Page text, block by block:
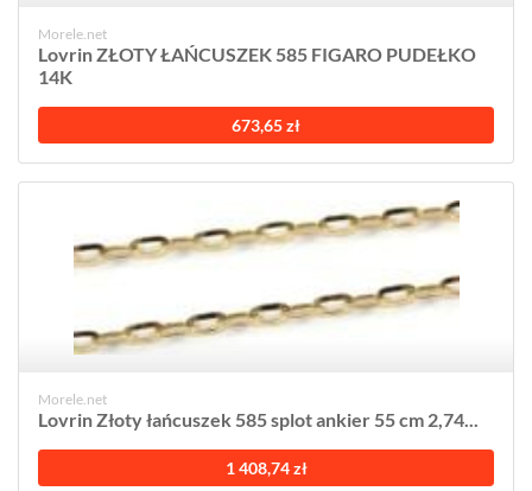
Morele.net
Lovrin ZŁOTY ŁAŃCUSZEK 585 FIGARO PUDEŁKO
14K
673,65 zł
Morele.net
Lovrin Złoty łańcuszek 585 splot ankier 55 cm 2,74...
1 408,74 zł